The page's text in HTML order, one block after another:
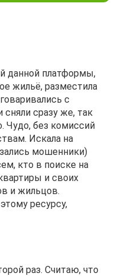
данной платформы,
жильё, разместила
с
сразу же, так
Чудо, без комиссий
Искала на
мошенники)
кто в поиске на
и своих
и жильцов.
ресурсу,
раз. Считаю, что